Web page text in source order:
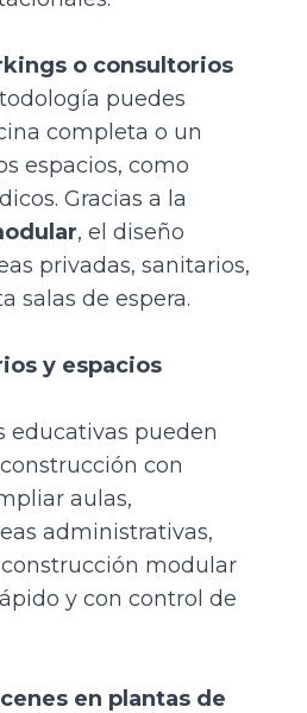
o consultorios
puedes
completa o un
espacios, como
Gracias a la
, el diseño
privadas, sanitarios,
salas de espera.
y espacios
educativas pueden
con
aulas,
administrativas,
modular
y con control de
en plantas de